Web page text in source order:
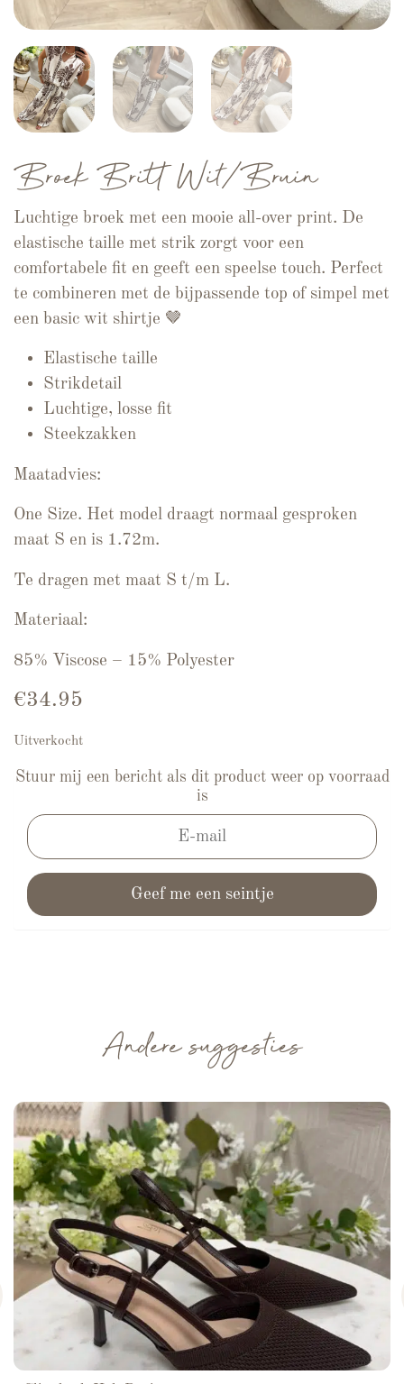
Broek Britt Wit/Bruin
Luchtige broek met een mooie all-over print. De
elastische taille met strik zorgt voor een
comfortabele fit en geeft een speelse touch. Perfect
te combineren met de bijpassende top of simpel met
een basic wit shirtje 🤎
Elastische taille
Strikdetail
Luchtige, losse fit
Steekzakken
Maatadvies:
One Size. Het model draagt normaal gesproken
maat S en is 1.72m.
Te dragen met maat S t/m L.
Materiaal:
85% Viscose – 15% Polyester
€34.95
Uitverkocht
Stuur mij een bericht als dit product weer op voorraad
is
Andere suggesties